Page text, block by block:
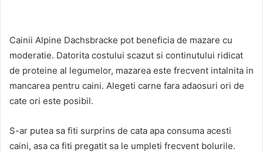
Cainii Alpine Dachsbracke pot beneficia de mazare cu
moderatie. Datorita costului scazut si continutului ridicat
de proteine al legumelor, mazarea este frecvent intalnita in
mancarea pentru caini. Alegeti carne fara adaosuri ori de
cate ori este posibil.
S-ar putea sa fiti surprins de cata apa consuma acesti
caini, asa ca fiti pregatit sa le umpleti frecvent bolurile.